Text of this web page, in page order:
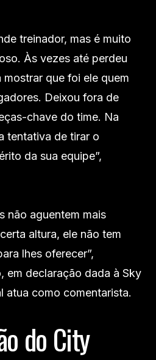
treinador, mas é muito
Às vezes até perdeu
que foi ele quem
Deixou fora de
chave do time. Na
tentativa de tirar o
da sua equipe”,
não aguentem mais
altura, ele não tem
lhes oferecer”,
em declaração dada à Sky
atua como comentarista.
do City